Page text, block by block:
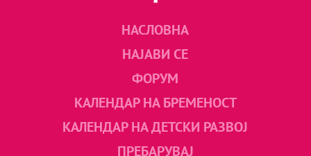
НАСЛОВНА
НАЈАВИ СЕ
ФОРУМ
КАЛЕНДАР НА БРЕМЕНОСТ
КАЛЕНДАР НА ДЕТСКИ РАЗВОЈ
ПРЕБАРУВАЈ